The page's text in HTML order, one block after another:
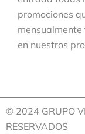
promociones
mensualmente
en nuestros
© 2024 GRUPO
RESERVADOS